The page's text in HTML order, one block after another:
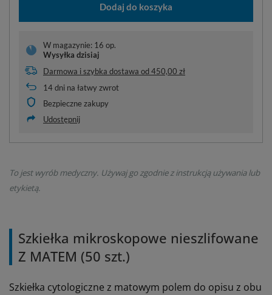
Dodaj do koszyka
W magazynie: 16 op.
Wysyłka dzisiaj
Darmowa i szybka dostawa od450,00 zł
14dni na łatwy zwrot
Bezpieczne zakupy
Udostępnij
To jest wyrób medyczny. Używaj go zgodnie z instrukcją używania lub
etykietą.
Szkiełka mikroskopowe nieszlifowane
Z MATEM (50 szt.)
Szkiełka cytologiczne z matowym polem do opisu z obu